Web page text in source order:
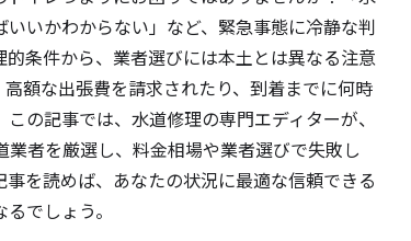
いかわからない」など、緊急事態に冷静な判
条件から、業者選びには本土とは異なる注意
額な出張費を請求されたり、到着までに何時
の記事では、水道修理の専門エディターが、
者を厳選し、料金相場や業者選びで失敗し
を読めば、あなたの状況に最適な信頼できる
でしょう。